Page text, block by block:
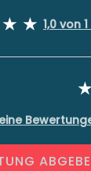
1,0 von